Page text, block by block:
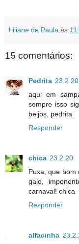
Liliane de Paula às
15 comentários:
Pedrita 23.2.20
aqui em
sempre isso
beijos, pedrita
Responder
chica 23.2.20
Puxa, que bom
galo,
carnaval! chica
Responder
alfacinha